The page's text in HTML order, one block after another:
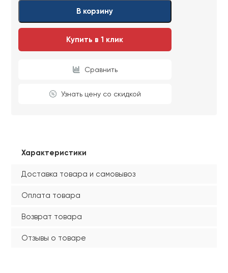
лицам
лицам
В корзину
Купить в 1 клик
Сравнить
Узнать цену со скидкой
Характеристики
Доставка товара и самовывоз
Оплата товара
Возврат товара
Отзывы о товаре